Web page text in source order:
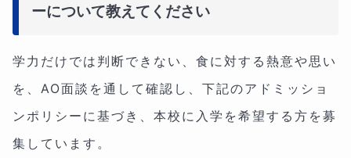
ーについて教えてください
学力だけでは判断できない、食に対する熱意や思い
を、AO面談を通して確認し、下記のアドミッショ
ンポリシーに基づき、本校に入学を希望する方を募
集しています。